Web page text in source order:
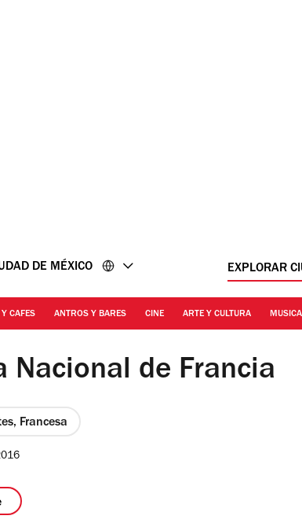
DE MÉXICO EXPLORAR
CAFES ANTROS Y BARES CINE ARTE Y CULTURA MUSICA
Nacional de Francia
Francesa